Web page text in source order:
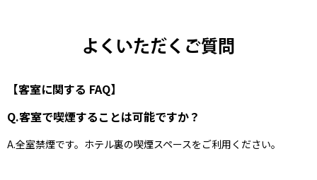
よくいただくご質問
【客室に関する FAQ】
Q.客室で喫煙することは可能ですか？
A.全室禁煙です。ホテル裏の喫煙スペースをご利用ください。